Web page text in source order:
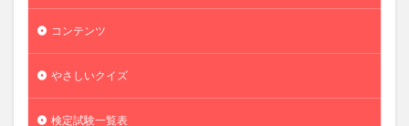
コンテンツ
やさしいクイズ
検定試験一覧表